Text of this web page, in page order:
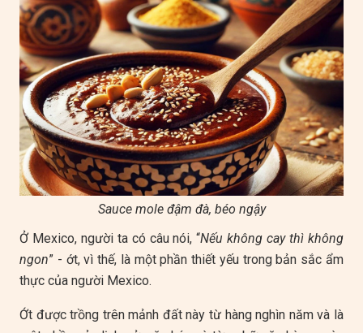
Sauce mole đậm đà, béo ngậy
Ở Mexico, người ta có câu nói, “Nếu không cay thì không
ngon” - ớt, vì thế, là một phần thiết yếu trong bản sắc ẩm
thực của người Mexico.
Ớt được trồng trên mảnh đất này từ hàng nghìn năm và là